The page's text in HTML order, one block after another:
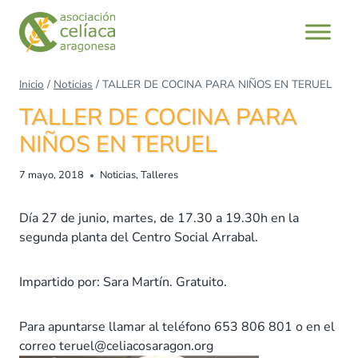
Saltar
contenido
Inicio / Noticias / TALLER DE COCINA PARA NIÑOS EN TERUEL
TALLER DE COCINA PARA
NIÑOS EN TERUEL
7 mayo, 2018 Noticias, Talleres
Día 27 de junio, martes, de 17.30 a 19.30h en la
segunda planta del Centro Social Arrabal.
Impartido por: Sara Martín. Gratuito.
Para apuntarse llamar al teléfono 653 806 801 o en el
correo teruel@celiacosaragon.org